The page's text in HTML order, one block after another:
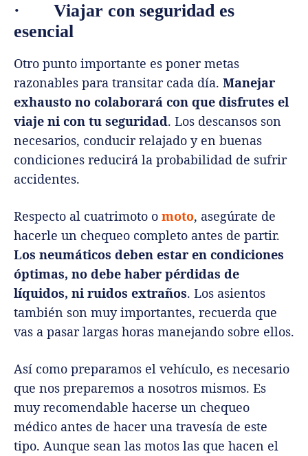
· Viajar con seguridad es
esencial
Otro punto importante es poner metas
razonables para transitar cada día. Manejar
exhausto no colaborará con que disfrutes el
viaje ni con tu seguridad. Los descansos son
necesarios, conducir relajado y en buenas
condiciones reducirá la probabilidad de sufrir
accidentes.
Respecto al cuatrimoto o moto, asegúrate de
hacerle un chequeo completo antes de partir.
Los neumáticos deben estar en condiciones
óptimas, no debe haber pérdidas de
líquidos, ni ruidos extraños. Los asientos
también son muy importantes, recuerda que
vas a pasar largas horas manejando sobre ellos.
Así como preparamos el vehículo, es necesario
que nos preparemos a nosotros mismos. Es
muy recomendable hacerse un chequeo
médico antes de hacer una travesía de este
tipo. Aunque sean las motos las que hacen el